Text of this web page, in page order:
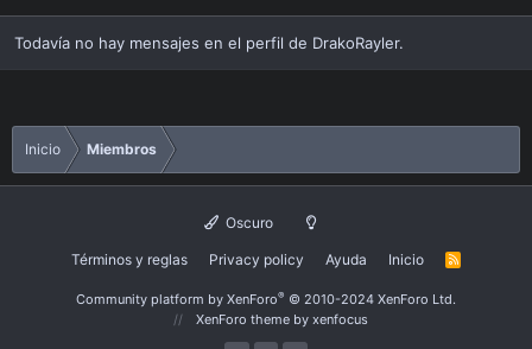
Todavía no hay mensajes en el perfil de DrakoRayler.
Inicio Miembros
Oscuro
Términos y reglas Privacy policy Ayuda Inicio
R
Community platform by XenForo® © 2010-2024 XenForo Ltd.
XenForo theme by xenfocus